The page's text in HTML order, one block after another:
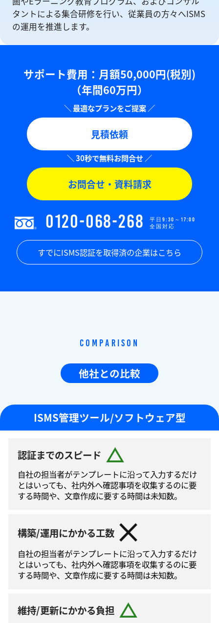
タントによる集合研修を⾏い、従業員の方々へISMS
の運⽤を推進します。
サポート費用：⽉額50,000円(税別)
（年間60万円）
見積依頼
お問合せ・資料請求
0120-068-268
平日9:30～17:00
全国対応
すでにISMS認証を取得済の企業はこちら
Comparison
他社との比較
ISMS管理ツール/ソフトウェア型
認証までのスピード
自社の担当者がテンプレートに沿って⼊⼒するだけ
とはいっても、社内外へ確認事項を収集するのに要
する時間や、文章作成に要する時間は未知数。
構築/運用にかかる工数
自社の担当者がテンプレートに沿って⼊⼒するだけ
とはいっても、社内外へ確認事項を収集するのに要
する時間や、文章作成に要する時間は未知数。
維持/更新にかかる負担